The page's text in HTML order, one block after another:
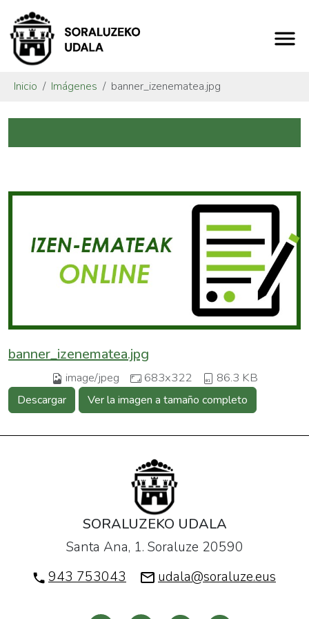
Inicio Imágenes banner_izenematea.jpg
banner_izenematea.jpg
image/jpeg 683x322 86.3 KB
Descargar Ver la imagen a tamaño completo
SORALUZEKO UDALA
Santa Ana, 1. Soraluze 20590
943 753043
udala@soraluze.eus